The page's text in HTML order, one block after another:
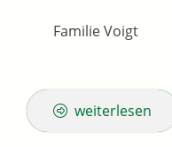
Familie Voigt
weiterlesen